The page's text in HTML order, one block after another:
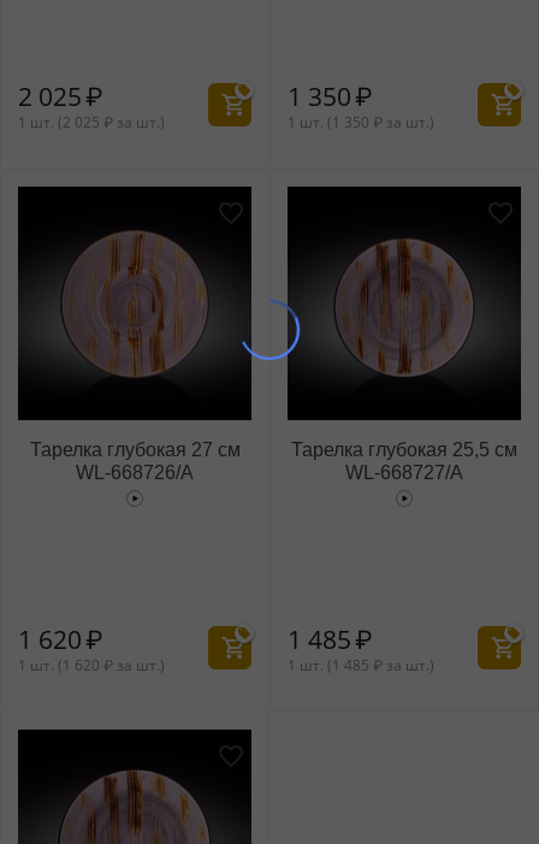
2 025₽
1 шт. (2 025 ₽ за шт.)
1 350₽
1 шт. (1 350 ₽ за шт.)
Тарелка глубокая 27 см
WL‑668726/A
1 620₽
1 шт. (1 620 ₽ за шт.)
Тарелка глубокая 25,5 см
WL‑668727/A
1 485₽
1 шт. (1 485 ₽ за шт.)